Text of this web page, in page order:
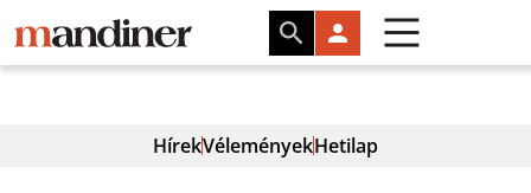
HírekVéleményekHetilap